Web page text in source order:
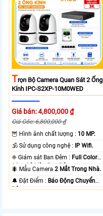
TRọn Bộ Camera Quan Sát 2 Ống
Kính IPC-S2XP-10M0WED
Giá bán: 4,800,000 ₫
Giá Gốc: 6,800,000 ₫
🦉 Hình ảnh chất lượng : 10 MP.
🕉️ Sử dụng công nghệ : IP Wifi.
❈ Giám sát Ban Đêm : Full Color
20m Có Màu Ban Ðêm.
🐜 Mẫu Camera2 Mắt Trong Nhà.
️🔔 Đặt Điểm : Báo Động Chuyển
Động.